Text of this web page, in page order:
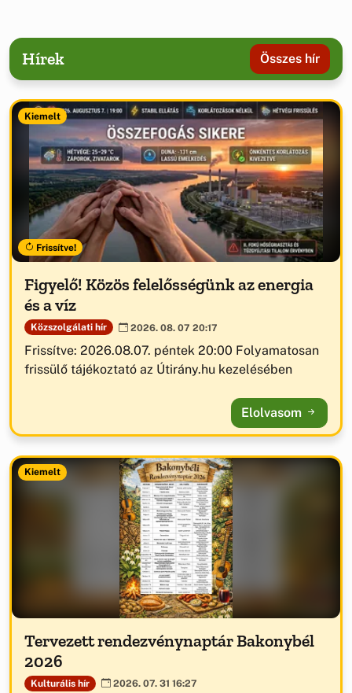
Hírek Összes hír
Kiemelt
Frissítve!
Figyelő! Közös felelősségünk az energia
és a víz
Közszolgálati hír 2026. 08. 07 20:17
Frissítve: 2026.08.07. péntek 20:00 Folyamatosan
frissülő tájékoztató az Útirány.hu kezelésében
Elolvasom
Kiemelt
Tervezett rendezvénynaptár Bakonybél
2026
Kulturális hír 2026. 07. 31 16:27